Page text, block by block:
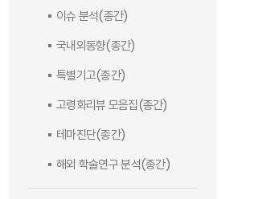
이슈 분석(종간)
국내외동향(종간)
특별기고(종간)
고령화리뷰 모음집(종간)
테마진단(종간)
해외 학술연구 분석(종간)